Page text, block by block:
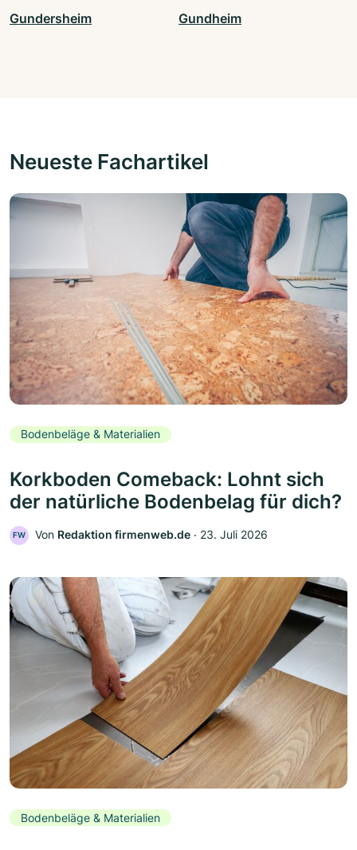
Gundersheim Gundheim
Neueste Fachartikel
Bodenbeläge & Materialien
Korkboden Comeback: Lohnt sich
der natürliche Bodenbelag für dich?
FW Von Redaktion firmenweb.de ‧ 23. Juli 2026
Bodenbeläge & Materialien